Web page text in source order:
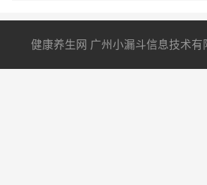
健康养生网 广州小漏斗信息技术有